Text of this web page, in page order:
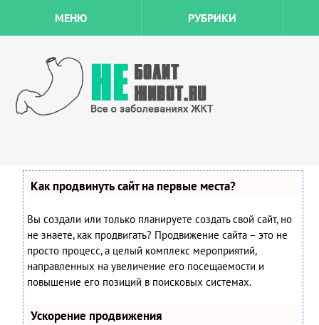
МЕНЮ РУБРИКИ
Как продвинуть сайт на первые места?
Вы создали или только планируете создать свой сайт, но
не знаете, как продвигать? Продвижение сайта – это не
просто процесс, а целый комплекс мероприятий,
направленных на увеличение его посещаемости и
повышение его позиций в поисковых системах.
Ускорение продвижения